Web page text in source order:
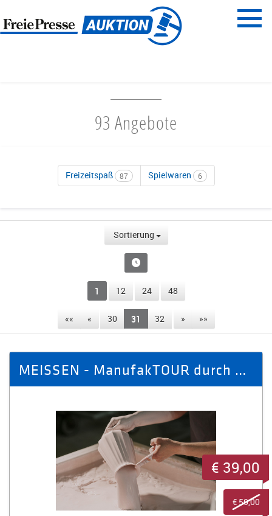
Menü
93 Angebote
Freizeitspaß 87 Spielwaren 6
Sortierung
1 12 24 48
«« « 30 31 32 » »»
MEISSEN - ManufakTOUR durch die Produktionsbereiche für eine Person
€ 39,00
€ 50,00